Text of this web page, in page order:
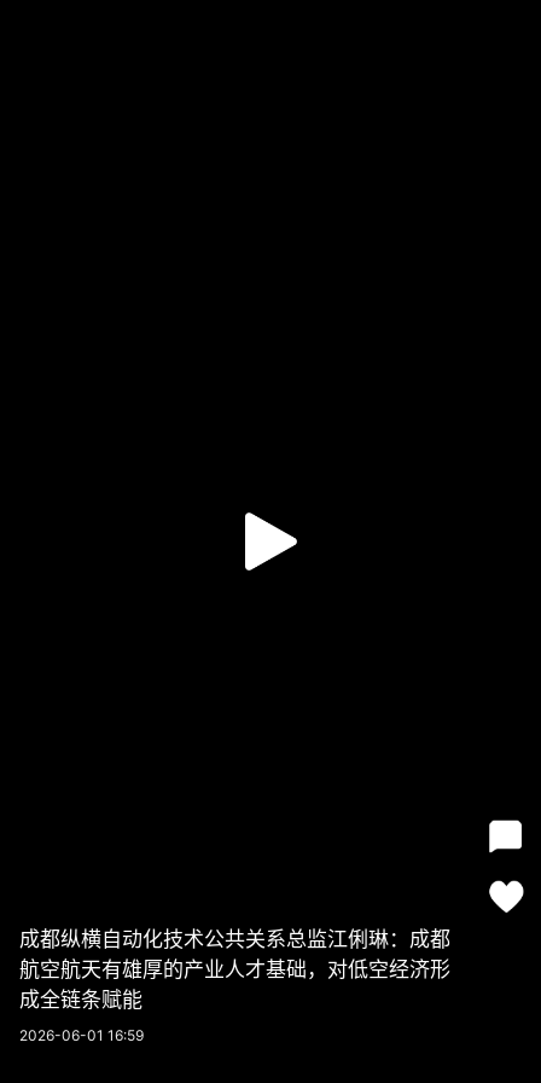
成都纵横自动化技术公共关系总监江俐琳：成都
航空航天有雄厚的产业人才基础，对低空经济形
成全链条赋能
2026-06-01 16:59